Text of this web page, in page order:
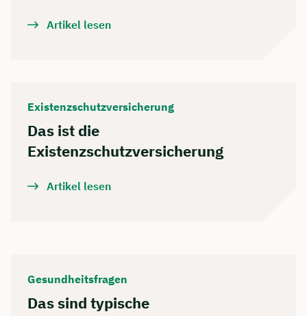
Artikel lesen
Existenzschutzversicherung
Das ist die
Existenzschutzversicherung
Artikel lesen
Gesundheitsfragen
Das sind typische